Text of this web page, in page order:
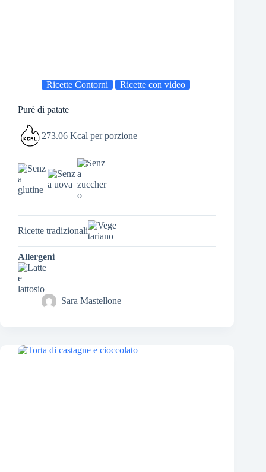
Ricette Contorni Ricette con video
Purè di patate
273.06 Kcal per porzione
Ricette tradizionali
Allergeni
Sara Mastellone